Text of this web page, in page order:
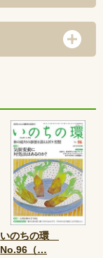
いのちの環
No.96（…